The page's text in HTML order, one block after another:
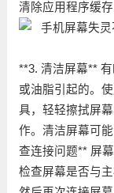
清除应用程序缓
**3. 清洁屏幕**
或油脂引起的。
具，轻轻擦拭屏
作。清洁屏幕可
查连接问题** 屏
检查屏幕是否与